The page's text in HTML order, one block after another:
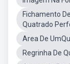
Fichamento
Quatrado
Area De
Regrinha De